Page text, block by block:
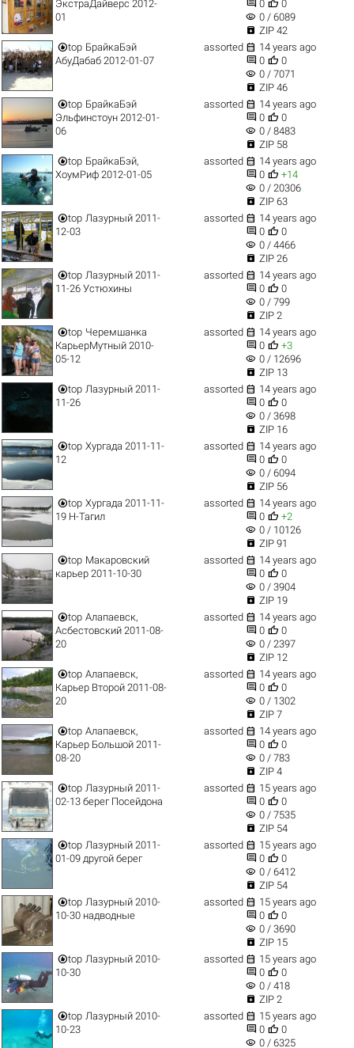
ЭкстраДайверс 2012-
01
 0  0
visibility 0 / 6089
 ZIP 42
top БрайкаБэй
АбуДабаб 2012-01-07
assorted  14 years ago
 0  0
visibility 0 / 7071
 ZIP 46
top БрайкаБэй
Эльфинстоун 2012-01-
06
assorted  14 years ago
 0  0
visibility 0 / 8483
 ZIP 58
top БрайкаБэй,
ХоумРиф 2012-01-05
assorted  14 years ago
 0  +14
visibility 0 / 20306
 ZIP 63
top Лазурный 2011-
12-03
assorted  14 years ago
 0  0
visibility 0 / 4466
 ZIP 26
top Лазурный 2011-
11-26 Устюхины
assorted  14 years ago
 0  0
visibility 0 / 799
 ZIP 2
top Черемшанка
КарьерМутный 2010-
05-12
assorted  14 years ago
 0  +3
visibility 0 / 12696
 ZIP 13
top Лазурный 2011-
11-26
assorted  14 years ago
 0  0
visibility 0 / 3698
 ZIP 16
top Хургада 2011-11-
12
assorted  14 years ago
 0  0
visibility 0 / 6094
 ZIP 56
top Хургада 2011-11-
19 Н-Тагил
assorted  14 years ago
 0  +2
visibility 0 / 10126
 ZIP 91
top Макаровский
карьер 2011-10-30
assorted  14 years ago
 0  0
visibility 0 / 3904
 ZIP 19
top Алапаевск,
Асбестовский 2011-08-
20
assorted  14 years ago
 0  0
visibility 0 / 2397
 ZIP 12
top Алапаевск,
Карьер Второй 2011-08-
20
assorted  14 years ago
 0  0
visibility 0 / 1302
 ZIP 7
top Алапаевск,
Карьер Большой 2011-
08-20
assorted  14 years ago
 0  0
visibility 0 / 783
 ZIP 4
top Лазурный 2011-
02-13 берег Посейдона
assorted  15 years ago
 0  0
visibility 0 / 7535
 ZIP 54
top Лазурный 2011-
01-09 другой берег
assorted  15 years ago
 0  0
visibility 0 / 6412
 ZIP 54
top Лазурный 2010-
10-30 надводные
assorted  15 years ago
 0  0
visibility 0 / 3690
 ZIP 15
top Лазурный 2010-
10-30
assorted  15 years ago
 0  0
visibility 0 / 418
 ZIP 2
top Лазурный 2010-
10-23
assorted  15 years ago
 0  0
visibility 0 / 6325